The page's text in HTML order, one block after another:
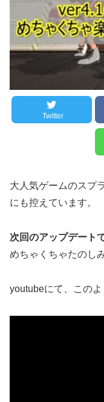
Twitter
大人気ゲームのスプ
にも控えています。
次回のアップデート
めちゃくちゃたのし
youtubeにて、このよ